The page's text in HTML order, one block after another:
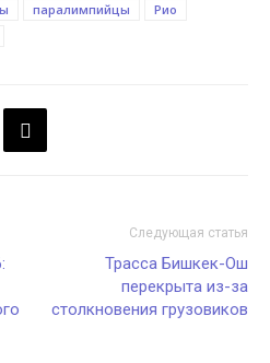
паралимпийцы
Рио
Следующая статья
Трасса Бишкек-Ош
перекрыта из-за
столкновения грузовиков